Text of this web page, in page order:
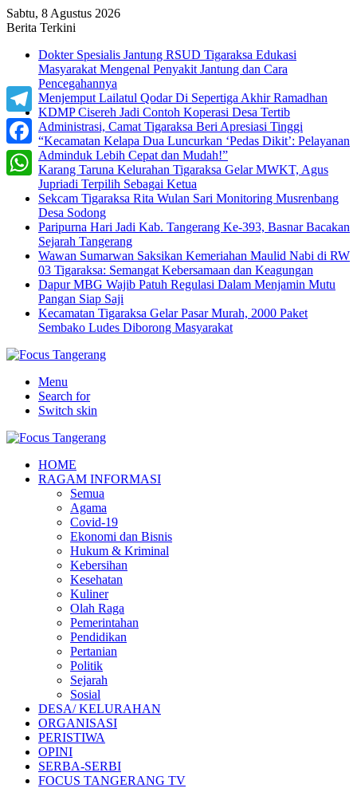
Sabtu, 8 Agustus 2026
Berita Terkini
Dokter Spesialis Jantung RSUD Tigaraksa Edukasi
Masyarakat Mengenal Penyakit Jantung dan Cara
Pencegahannya
Menjemput Lailatul Qodar Di Sepertiga Akhir Ramadhan
KDMP Cisereh Jadi Contoh Koperasi Desa Tertib
Administrasi, Camat Tigaraksa Beri Apresiasi Tinggi
“Kecamatan Kelapa Dua Luncurkan ‘Pedas Dikit’: Pelayanan
Adminduk Lebih Cepat dan Mudah!”
Karang Taruna Kelurahan Tigaraksa Gelar MWKT, Agus
Jupriadi Terpilih Sebagai Ketua
Sekcam Tigaraksa Rita Wulan Sari Monitoring Musrenbang
Desa Sodong
Paripurna Hari Jadi Kab. Tangerang Ke-393, Basnar Bacakan
Sejarah Tangerang
Wawan Sumarwan Saksikan Kemeriahan Maulid Nabi di RW
03 Tigaraksa: Semangat Kebersamaan dan Keagungan
Dapur MBG Wajib Patuh Regulasi Dalam Menjamin Mutu
Pangan Siap Saji
Kecamatan Tigaraksa Gelar Pasar Murah, 2000 Paket
Sembako Ludes Diborong Masyarakat
Menu
Search for
Switch skin
HOME
RAGAM INFORMASI
Semua
Agama
Covid-19
Ekonomi dan Bisnis
Hukum & Kriminal
Kebersihan
Kesehatan
Kuliner
Olah Raga
Pemerintahan
Pendidikan
Pertanian
Politik
Sejarah
Sosial
DESA/ KELURAHAN
ORGANISASI
PERISTIWA
OPINI
SERBA-SERBI
FOCUS TANGERANG TV
Telegram
Facebook
WhatsApp